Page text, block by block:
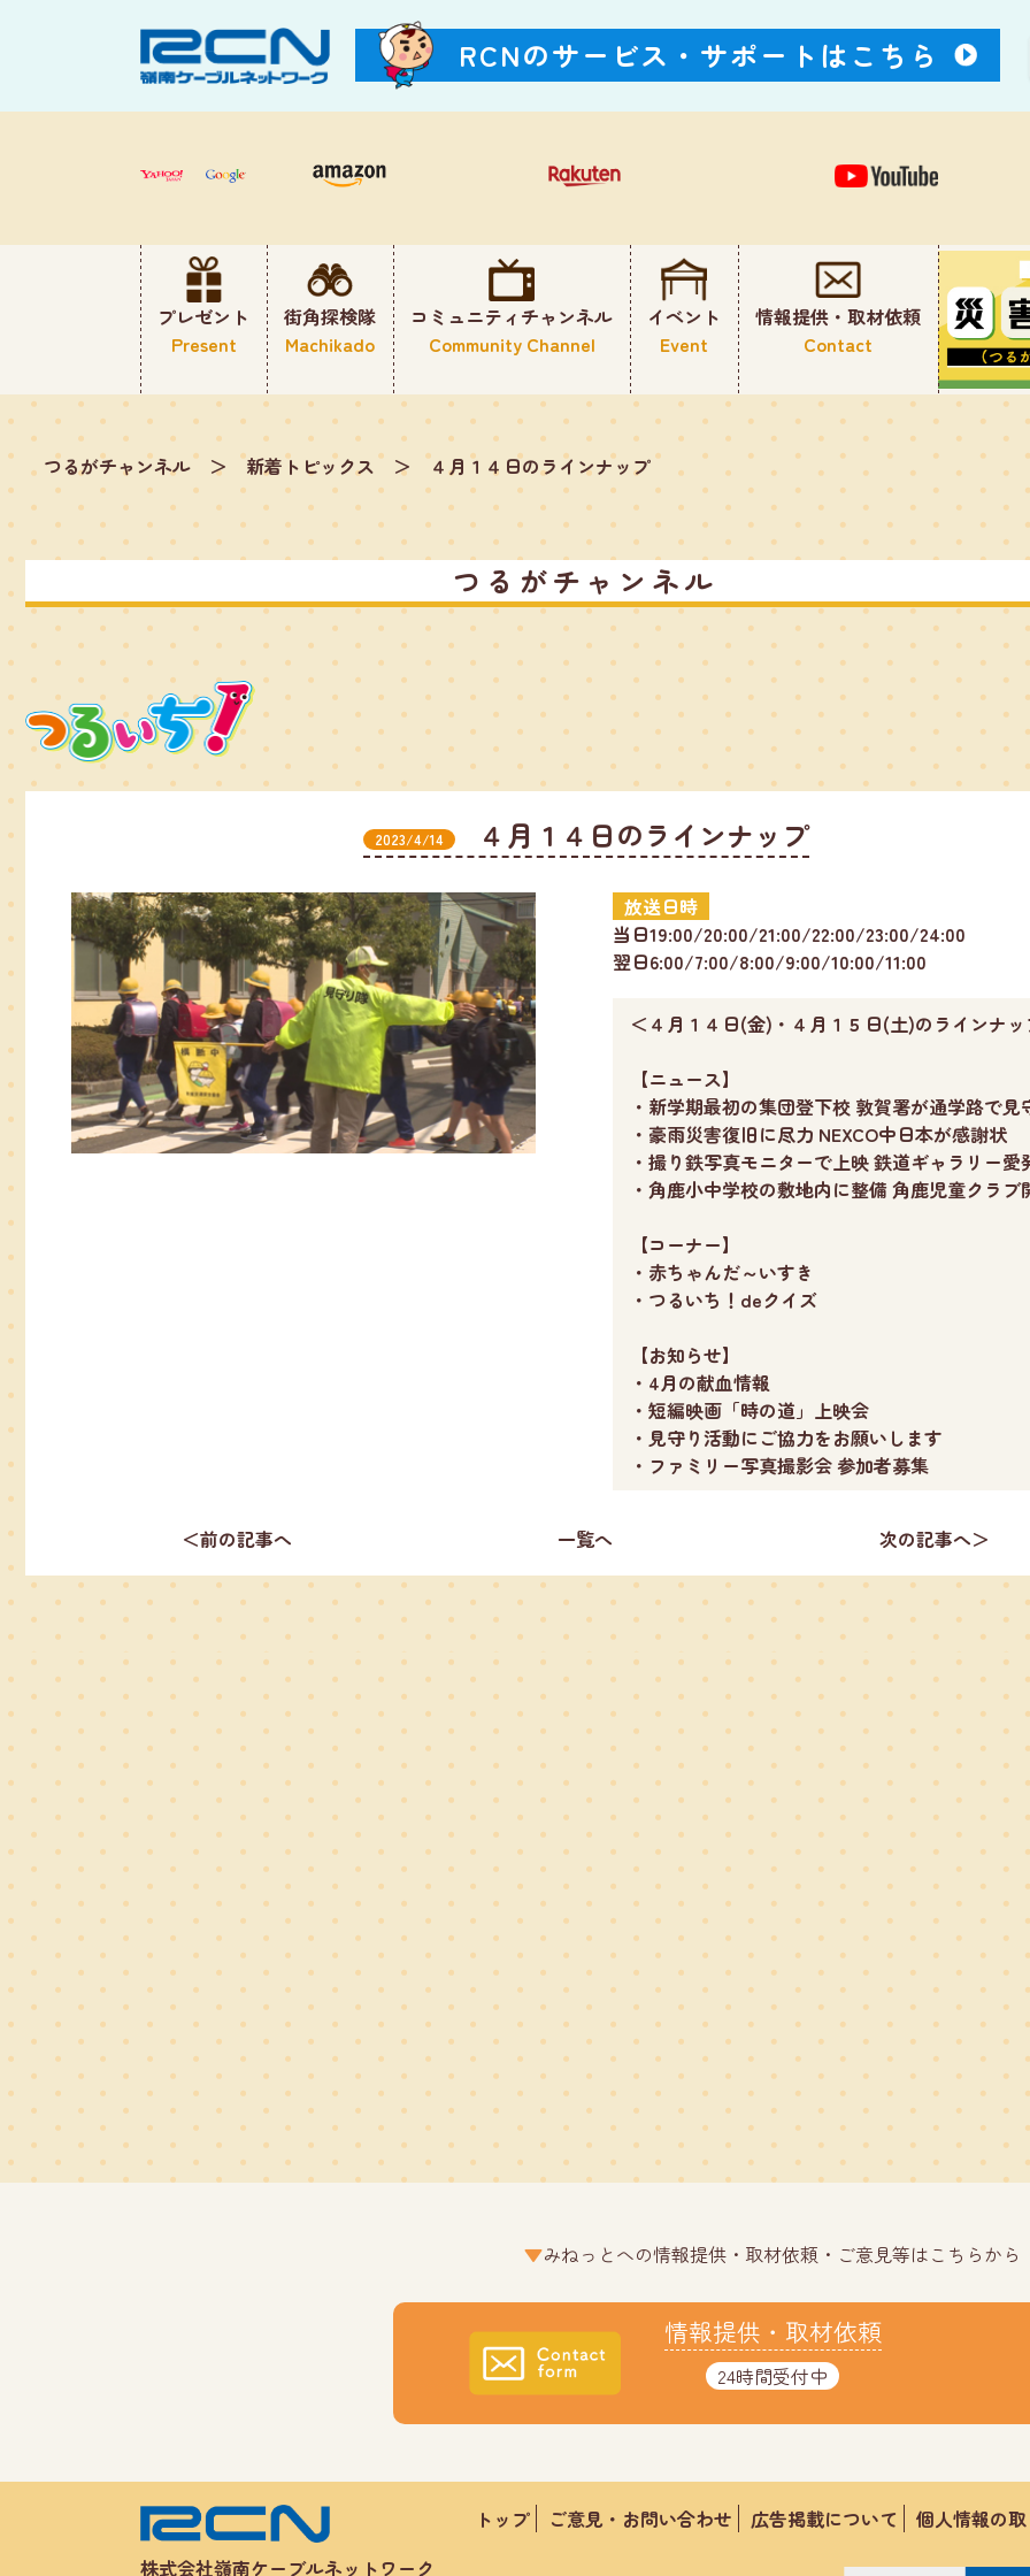
RCNのサービス・ サポートはこちら
プレゼント
Present
街角探検隊
Machikado
コミュニティチャンネル
Community Channel
イベント
Event
情報提供・取材依頼
Contact
つるがチャンネル ＞ 新着トピックス ＞ ４月１４日のラインナップ
つるがチャンネル
2023/4/14 ４月１４日のラインナップ
放送日時
当日19:00/20:00/21:00/22:00/23:00/24:00
翌日6:00/7:00/8:00/9:00/10:00/11:00
＜４月１４日(金)・４月１５日(土)のラインナ
【ニュース】
・新学期最初の集団登下校 敦賀署が通学路で見
・豪雨災害復旧に尽力 NEXCO中日本が感謝状
・撮り鉄写真モニターで上映 鉄道ギャラリー愛
・角鹿小中学校の敷地内に整備 角鹿児童クラブ
【コーナー】
・赤ちゃんだ～いすき
・つるいち！deクイズ
【お知らせ】
・4月の献血情報
・短編映画「時の道」上映会
・見守り活動にご協力をお願いします
・ファミリー写真撮影会 参加者募集
＜前の記事へ 一覧へ 次の記事へ＞
みねっとへの情報提供・取材依頼・ご意見等はこちらから
情報提供・取材依頼
24時間受付中
株式会社嶺南ケーブルネットワーク
トップ ご意見・お問い合わせ 広告掲載について 個人情報の